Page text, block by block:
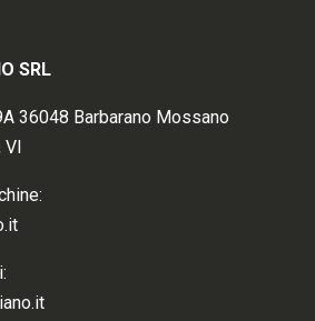
SRL
36048 Barbarano Mossano
VI